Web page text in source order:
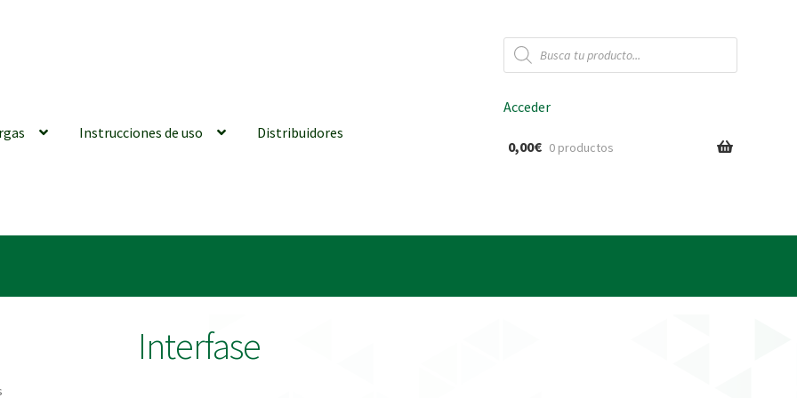
Búsqueda
de
productos
Instrucciones de uso Distribuidores
generales
Acceder
0,00€ 0 productos
Interfase